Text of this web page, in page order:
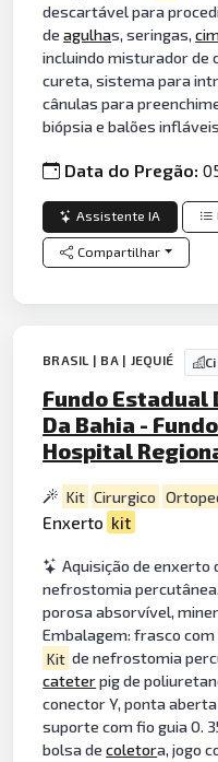
descartável para
deagulhas, seringas,
incluindo misturador de
cureta, sistema para
cânulas para
biópsia e balões
Data do Pregão:
Assistente IA
Compartilhar
BRASIL | BA | JEQUIÉ
Fundo Estadual
Da Bahia -
Hospital
Kit Cirurgico
Enxerto kit
Aquisição de enxerto
nefrostomia
porosa absorvível,
Embalagem: frasco com
Kit de nefrostomia
cateterpig de
conector Y, ponta
suporte com fio guia 0.
bolsa decoletora, jogo